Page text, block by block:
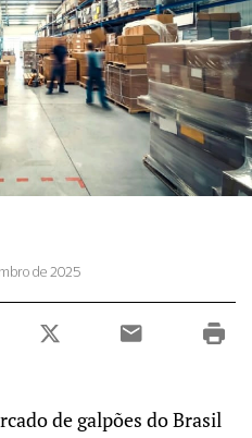
de 2025
de galpões do Brasil